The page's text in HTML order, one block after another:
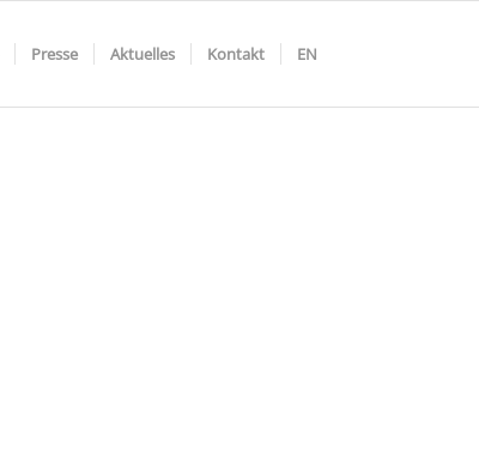
Presse Aktuelles Kontakt EN